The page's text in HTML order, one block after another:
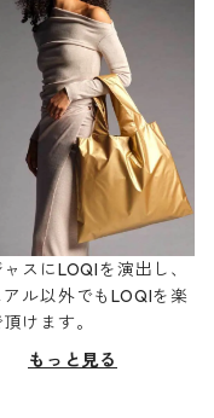
スにLOQIを演出し、
アル以外でもLOQIを楽
けます。
もっと見る